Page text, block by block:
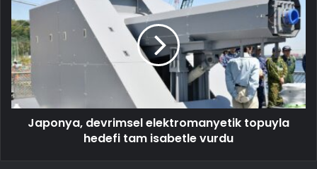
Japonya, devrimsel elektromanyetik topuyla
hedefi tam isabetle vurdu